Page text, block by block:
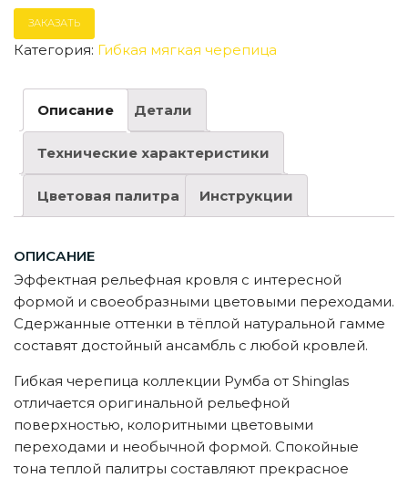
ЗАКАЗАТЬ
Категория: Гибкая мягкая черепица
Описание Детали
Технические характеристики
Цветовая палитра Инструкции
ОПИСАНИЕ
Эффектная рельефная кровля с интересной
формой и своеобразными цветовыми переходами.
Сдержанные оттенки в тёплой натуральной гамме
составят достойный ансамбль с любой кровлей.
Гибкая черепица коллекции Румба от Shinglas
отличается оригинальной рельефной
поверхностью, колоритными цветовыми
переходами и необычной формой. Спокойные
тона теплой палитры составляют прекрасное